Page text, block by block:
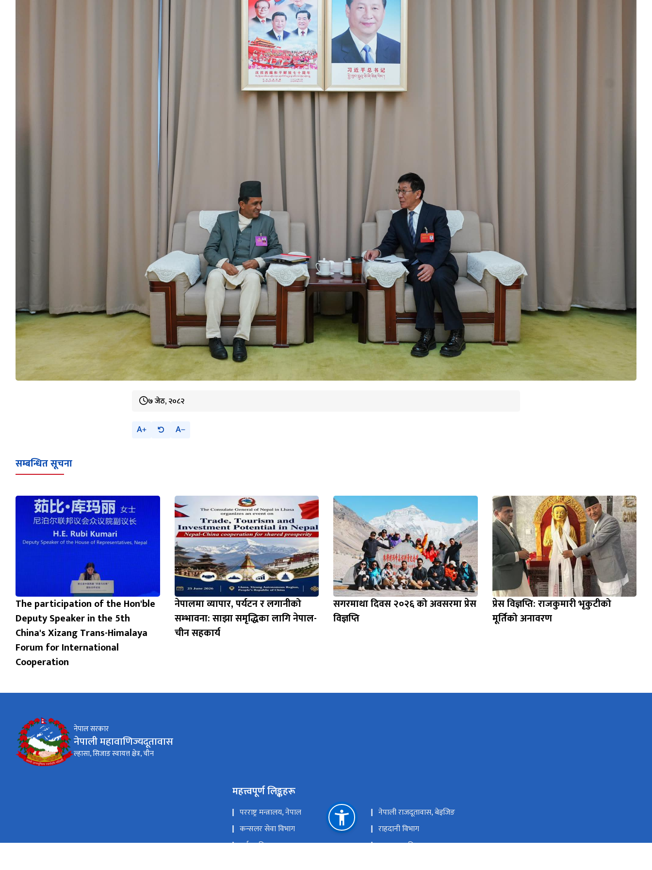
७ जेठ, २०८२
A A
सम्बन्धित सूचना
The participation of the Hon'ble
Deputy Speaker in the 5th
China's Xizang Trans-Himalaya
Forum for International
Cooperation
नेपालमा व्यापार, पर्यटन र लगानीको
सम्भावना: साझा समृद्धिका लागि नेपाल-
चीन सहकार्य
सगरमाथा दिवस २०२६ को अवसरमा प्रेस
विज्ञप्ति
प्रेस विज्ञप्ति: राजकुमारी भृकुटीको
मूर्तिको अनावरण
नेपाल सरकार
नेपाली महावाणिज्यदूतावास
ल्हासा, सिजाङ स्वायत्त क्षेत्र, चीन
महत्त्वपूर्ण लिङ्कहरू
परराष्ट्र मन्त्रालय, नेपाल
नेपाली राजदूतावास, बेइजिङ
कन्सलर सेवा विभाग
राहदानी विभाग
पर्यटन विभाग
अध्यागमन विभाग